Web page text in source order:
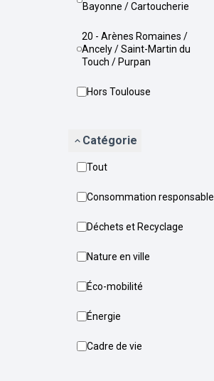
Bayonne / Cartoucherie
20 - Arènes Romaines /
Ancely / Saint-Martin du
Touch / Purpan
Hors Toulouse
Catégorie
Tout
Consommation responsable
Déchets et Recyclage
Nature en ville
Éco-mobilité
Énergie
Cadre de vie